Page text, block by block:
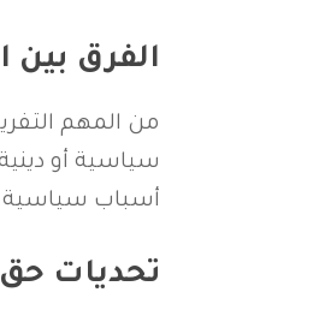
الفرق بين
من المهم
سياسية أو
أسباب سياسية
تحديات